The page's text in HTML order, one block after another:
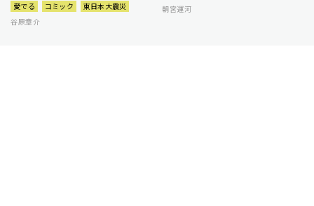
愛でる コミック
東日本大震災
谷原章介
朝宮運河